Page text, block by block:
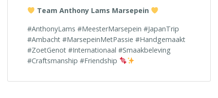
Team Anthony Lams Marsepein
#AnthonyLams #MeesterMarsepein #JapanTrip
#Ambacht #MarsepeinMetPassie #Handgemaakt
#ZoetGenot #Internationaal #Smaakbeleving
#Craftsmanship #Friendship